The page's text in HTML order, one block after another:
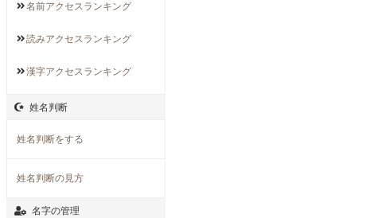
名前アクセスランキング
読みアクセスランキング
漢字アクセス ランキング
姓名判断
姓名判断をする
姓名判断の見方
名字の管理